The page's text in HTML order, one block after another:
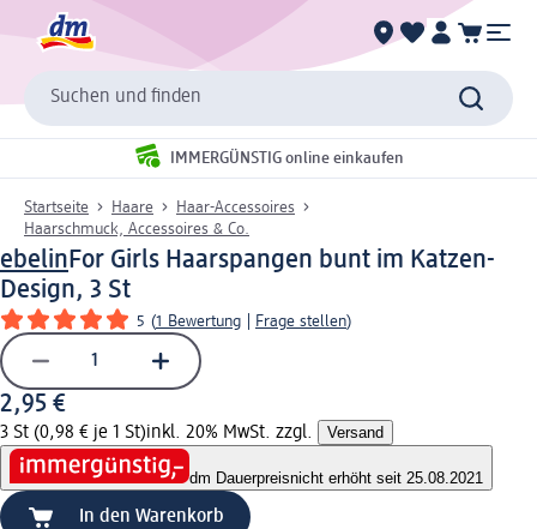
Suchen und finden
IMMERGÜNSTIG online einkaufen
Startseite Haare
Haar-Accessoires
Haarschmuck, Accessoires & Co.
ebelinFor Girls Haarspangen bunt im Katzen-
Design, 3 St
5 (1 Bewertung Frage stellen)
2,95 €
3 St (0,98 € je 1 St)inkl. 20% MwSt. zzgl. Versand
dm Dauerpreisnicht erhöht seit 25.08.2021
In den Warenkorb